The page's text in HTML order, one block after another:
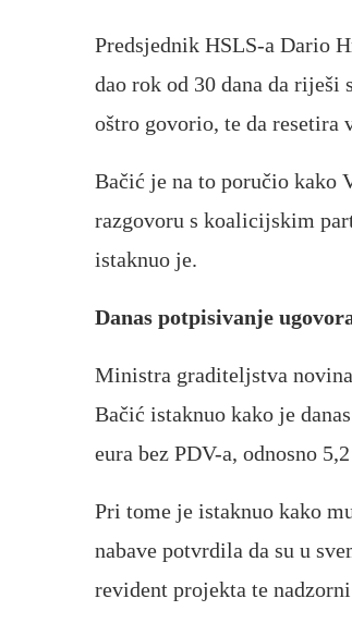
Predsjednik HSLS-a Dario
dao rok od 30 dana da riješi
oštro govorio, te da resetira
Bačić je na to poručio kako
razgovoru s koalicijskim
istaknuo je.
Danas potpisivanje
Ministra graditeljstva
Bačić istaknuo kako je
eura bez PDV-a, odnosno
Pri tome je istaknuo kako
nabave potvrdila da su u
revident projekta te